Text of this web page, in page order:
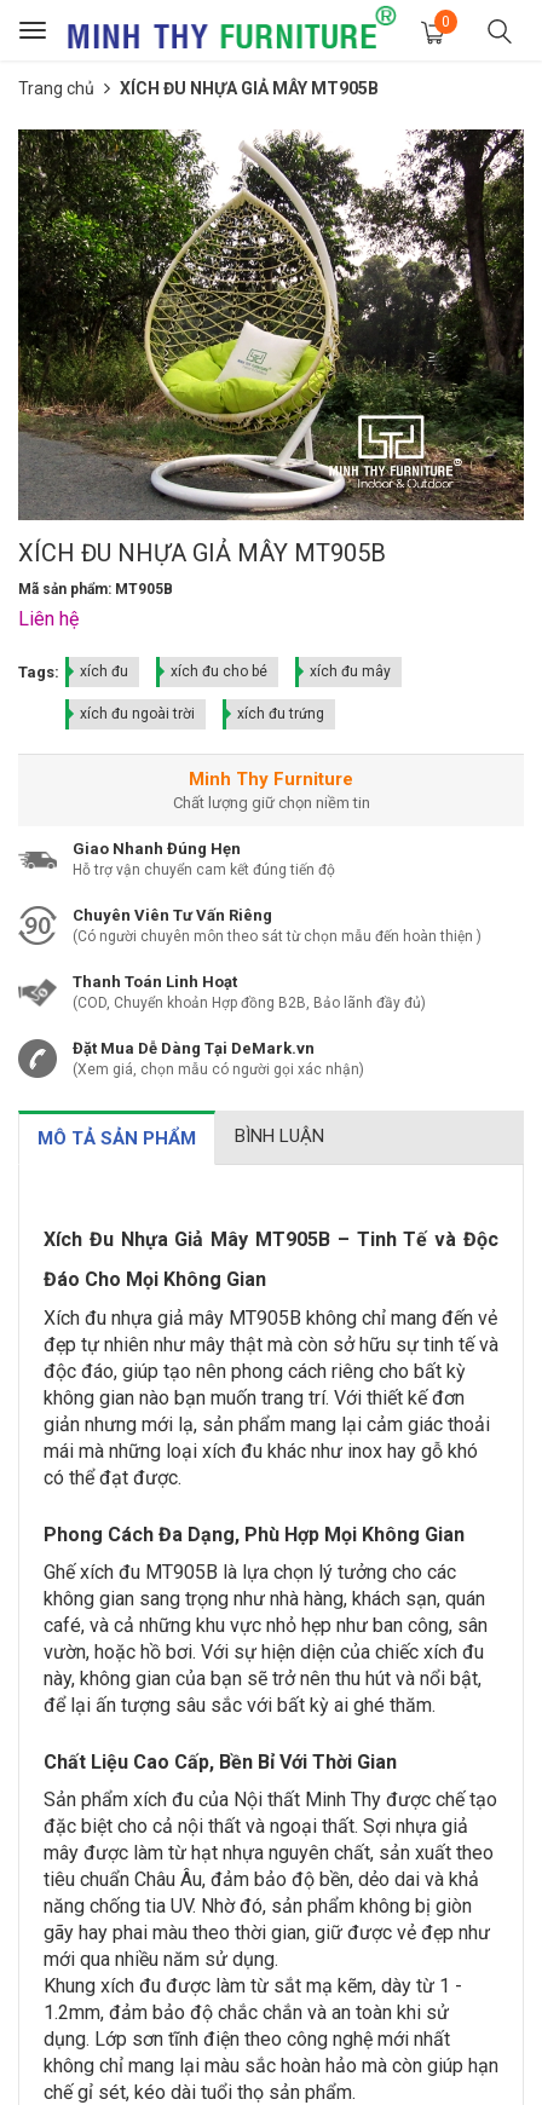
Toggle
0
Trang chủ XÍCH ĐU NHỰA GIẢ MÂY MT905B
XÍCH ĐU NHỰA GIẢ MÂY MT905B
Mã sản phẩm: MT905B
Liên hệ
Tags: xích đu xích đu cho bé xích đu mây
xích đu ngoài trời xích đu trứng
Minh Thy Furniture
Chất lượng giữ chọn niềm tin
Giao Nhanh Đúng Hẹn
Hỗ trợ vận chuyển cam kết đúng tiến độ
Chuyên Viên Tư Vấn Riêng
(Có người chuyên môn theo sát từ chọn mẫu đến hoàn thiện )
Thanh Toán Linh Hoạt
(COD, Chuyển khoản Hợp đồng B2B, Bảo lãnh đầy đủ)
Đặt Mua Dễ Dàng Tại DeMark.vn
(Xem giá, chọn mẫu có người gọi xác nhận)
MÔ TẢ SẢN PHẨM BÌNH LUẬN
Xích Đu Nhựa Giả Mây MT905B – Tinh Tế và Độc
Đáo Cho Mọi Không Gian
Xích đu nhựa giả mây MT905B không chỉ mang đến vẻ
đẹp tự nhiên như mây thật mà còn sở hữu sự tinh tế và
độc đáo, giúp tạo nên phong cách riêng cho bất kỳ
không gian nào bạn muốn trang trí. Với thiết kế đơn
giản nhưng mới lạ, sản phẩm mang lại cảm giác thoải
mái mà những loại xích đu khác như inox hay gỗ khó
có thể đạt được.
Phong Cách Đa Dạng, Phù Hợp Mọi Không Gian
Ghế xích đu MT905B là lựa chọn lý tưởng cho các
không gian sang trọng như nhà hàng, khách sạn, quán
café, và cả những khu vực nhỏ hẹp như ban công, sân
vườn, hoặc hồ bơi. Với sự hiện diện của chiếc xích đu
này, không gian của bạn sẽ trở nên thu hút và nổi bật,
để lại ấn tượng sâu sắc với bất kỳ ai ghé thăm.
Chất Liệu Cao Cấp, Bền Bỉ Với Thời Gian
Sản phẩm xích đu của Nội thất Minh Thy được chế tạo
đặc biệt cho cả nội thất và ngoại thất. Sợi nhựa giả
mây được làm từ hạt nhựa nguyên chất, sản xuất theo
tiêu chuẩn Châu Âu, đảm bảo độ bền, dẻo dai và khả
năng chống tia UV. Nhờ đó, sản phẩm không bị giòn
gãy hay phai màu theo thời gian, giữ được vẻ đẹp như
mới qua nhiều năm sử dụng.
Khung xích đu được làm từ sắt mạ kẽm, dày từ 1 -
1.2mm, đảm bảo độ chắc chắn và an toàn khi sử
dụng. Lớp sơn tĩnh điện theo công nghệ mới nhất
không chỉ mang lại màu sắc hoàn hảo mà còn giúp hạn
chế gỉ sét, kéo dài tuổi thọ sản phẩm.